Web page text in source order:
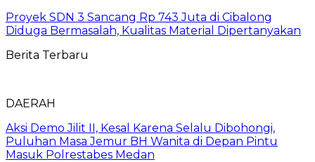
Proyek SDN 3 Sancang Rp 743 Juta di Cibalong
Diduga Bermasalah, Kualitas Material Dipertanyakan
Berita Terbaru
DAERAH
Aksi Demo Jilit II, Kesal Karena Selalu Dibohongi,
Puluhan Masa Jemur BH Wanita di Depan Pintu
Masuk Polrestabes Medan